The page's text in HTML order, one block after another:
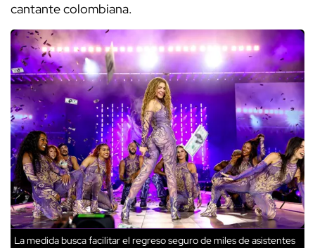
cantante colombiana.
La medida busca facilitar el regreso seguro de miles de asistentes